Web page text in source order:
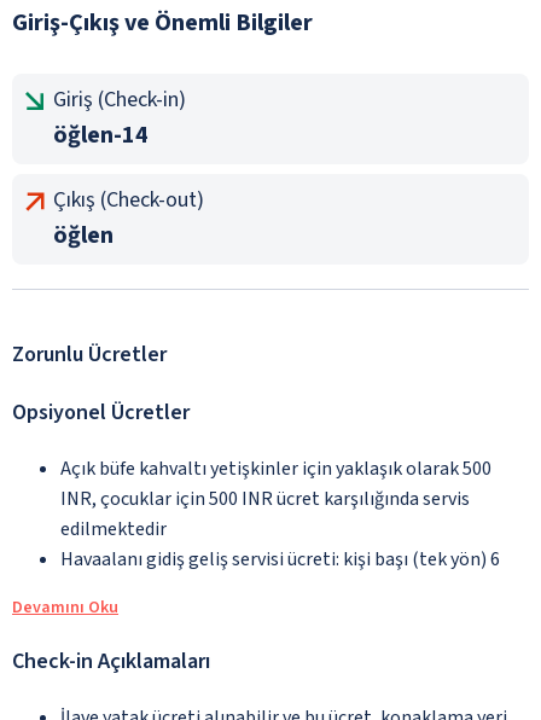
Giriş-Çıkış ve Önemli Bilgiler
Giriş (Check-in)
öğlen-14
Çıkış (Check-out)
öğlen
Zorunlu Ücretler
Opsiyonel Ücretler
Açık büfe kahvaltı yetişkinler için yaklaşık olarak 500
INR, çocuklar için 500 INR ücret karşılığında servis
edilmektedir
Havaalanı gidiş geliş servisi ücreti: kişi başı (tek yön) 6
Devamını Oku
Check-in Açıklamaları